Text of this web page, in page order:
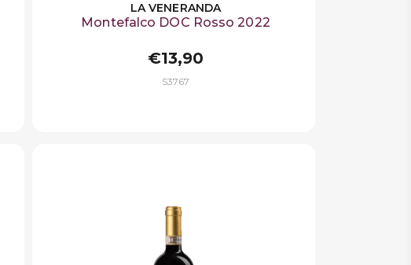
LA VENERANDA
Montefalco DOC Rosso 2022
€13,90
S3767